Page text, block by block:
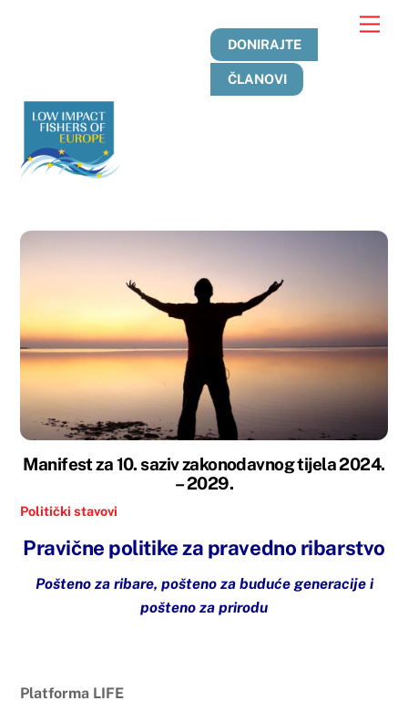
DONIRAJTE
ČLANOVI
Manifest za 10. saziv zakonodavnog tijela 2024.
– 2029.
Politički stavovi
Pravične politike za pravedno ribarstvo
Pošteno za ribare, pošteno za buduće generacije i
pošteno za prirodu
Platforma LIFE